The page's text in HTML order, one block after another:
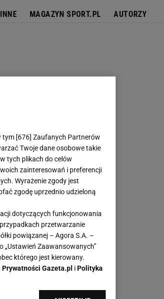
INNE MAGAZYN SPORT.PL AUTORZY
tym [676] Zaufanych Partnerów
Twoje dane osobowe takie
tych plikach do celów
zainteresowań i preferencji
Wyrażenie zgody jest
zgodę uprzednio udzieloną
dotyczących funkcjonowania
przetwarzanie
powiązanej – Agora S.A. –
„Ustawień Zaawansowanych”
którego jest kierowany.
Gazeta.pl iPolityka